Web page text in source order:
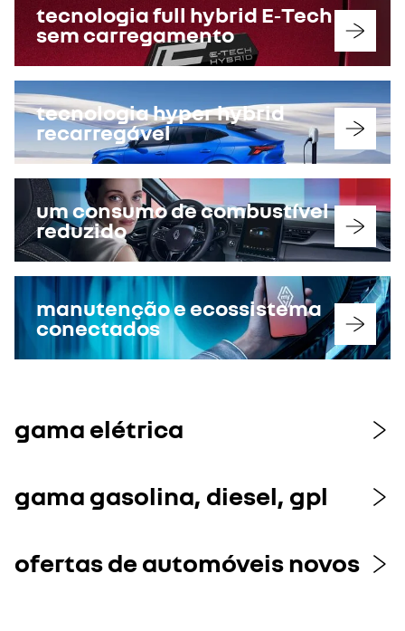
tecnologia full hybrid E‑Tech
sem carregamento
tecnologia hyper hybrid
recarregável
um consumo de combustível
reduzido
manutenção e ecossistema
conectados
gama elétrica
gama gasolina, diesel, gpl
ofertas de automóveis novos